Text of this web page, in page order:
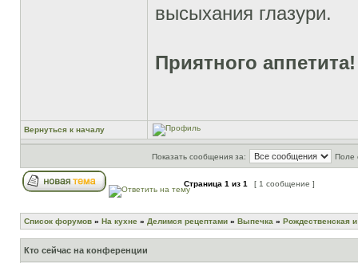
высыхания глазури.
Приятного аппетита!
Вернуться к началу
Показать сообщения за: Поле
Страница 1 из 1 [ 1 сообщение ]
Список форумов » На кухне » Делимся рецептами » Выпечка » Рождественская
Кто сейчас на конференции